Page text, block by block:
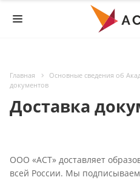
Главная Основные сведения об
документов
Доставка
ООО «АСТ» доставляет
всей России. Мы